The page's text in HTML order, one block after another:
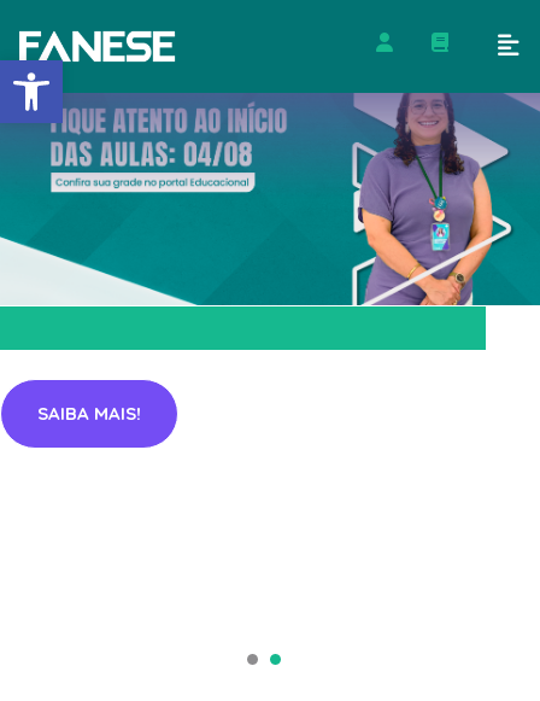
Barra de Ferramentas
SAIBA MAIS!